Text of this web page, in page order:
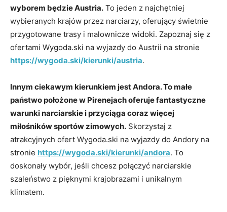
wyborem będzie Austria. To jeden z najchętniej
wybieranych krajów przez narciarzy, oferujący świetnie
przygotowane trasy i malownicze widoki. Zapoznaj się z
ofertami Wygoda.ski na wyjazdy do Austrii na stronie
https://wygoda.ski/kierunki/austria.
Innym ciekawym kierunkiem jest Andora. To małe
państwo położone w Pirenejach oferuje fantastyczne
warunki narciarskie i przyciąga coraz więcej
miłośników sportów zimowych. Skorzystaj z
atrakcyjnych ofert Wygoda.ski na wyjazdy do Andory na
stronie https://wygoda.ski/kierunki/andora. To
doskonały wybór, jeśli chcesz połączyć narciarskie
szaleństwo z pięknymi krajobrazami i unikalnym
klimatem.